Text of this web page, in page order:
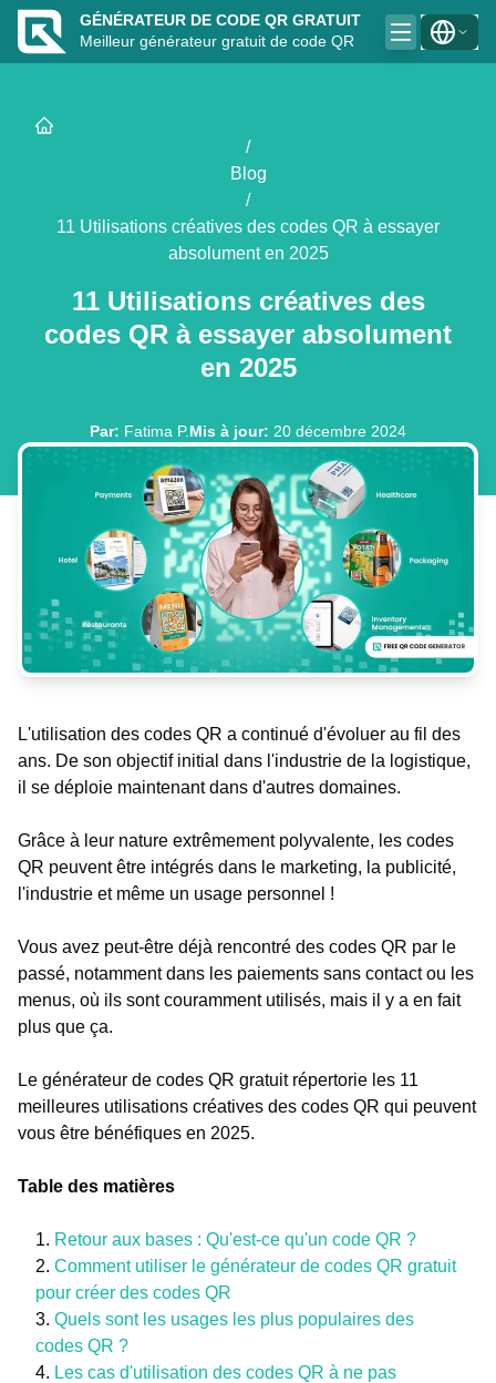
GÉNÉRATEUR DE CODE QR GRATUIT
Meilleur générateur gratuit de code QR
/
Blog
/
11 Utilisations créatives des codes QR à essayer
absolument en 2025
11 Utilisations créatives des
codes QR à essayer absolument
en 2025
Par: Fatima P.Mis à jour: 20 décembre 2024
L'utilisation des codes QR a continué d'évoluer au fil des
ans. De son objectif initial dans l'industrie de la logistique,
il se déploie maintenant dans d'autres domaines.
Grâce à leur nature extrêmement polyvalente, les codes
QR peuvent être intégrés dans le marketing, la publicité,
l'industrie et même un usage personnel !
Vous avez peut-être déjà rencontré des codes QR par le
passé, notamment dans les paiements sans contact ou les
menus, où ils sont couramment utilisés, mais il y a en fait
plus que ça.
Le générateur de codes QR gratuit répertorie les 11
meilleures utilisations créatives des codes QR qui peuvent
vous être bénéfiques en 2025.
Table des matières
Retour aux bases : Qu'est-ce qu'un code QR ?
Comment utiliser le générateur de codes QR gratuit
pour créer des codes QR
Quels sont les usages les plus populaires des
codes QR ?
Les cas d'utilisation des codes QR à ne pas